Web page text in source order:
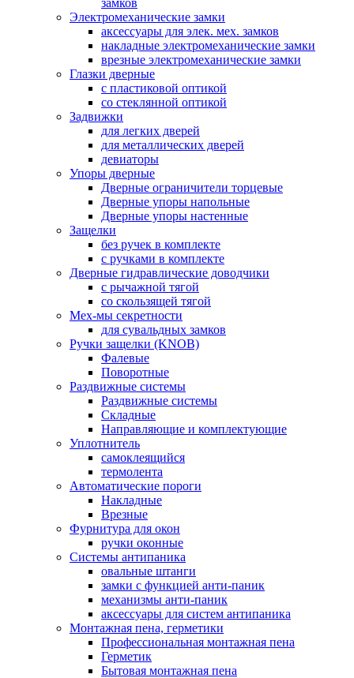
Электромеханические замки
аксессуары для элек. мех. замков
накладные электромеханические замки
врезные электромеханические замки
Глазки дверные
с пластиковой оптикой
со стеклянной оптикой
Задвижки
для легких дверей
для металлических дверей
девиаторы
Упоры дверные
Дверные ограничители торцевые
Дверные упоры напольные
Дверные упоры настенные
Защелки
без ручек в комплекте
с ручками в комплекте
Дверные гидравлические доводчики
с рычажной тягой
со скользящей тягой
Мех-мы секретности
для сувальдных замков
Ручки защелки (KNOB)
Фалевые
Поворотные
Раздвижные системы
Раздвижные системы
Складные
Направляющие и комплектующие
Уплотнитель
самоклеящийся
термолента
Автоматические пороги
Накладные
Врезные
Фурнитура для окон
ручки оконные
Системы антипаника
овальные штанги
замки с функцией анти-паник
механизмы анти-паник
аксессуары для систем антипаника
Монтажная пена, герметики
Профессиональная монтажная пена
Герметик
Бытовая монтажная пена